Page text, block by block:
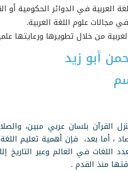
العربية في الدوائر الحكومية أو
مجالات علوم اللغة العربية.
من خلال تطويرها ورعايتها
أبو زيد
القرآن بلسان عربي مبين،
، أما بعد، فإن أهمية تعليم
اللغات في العالم وعبر
منذ القدم .